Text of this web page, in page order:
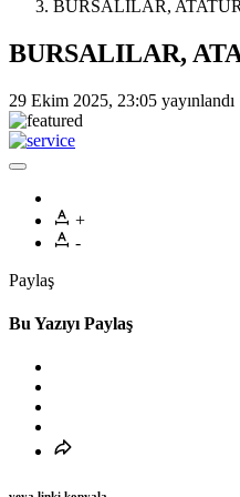
BURSALILAR,
BURSALILAR,
29 Ekim 2025, 23:05 yayınlandı
+
-
Paylaş
Bu Yazıyı Paylaş